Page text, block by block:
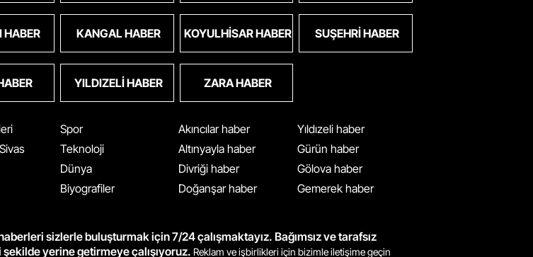
HABER KANGAL HABER KOYULHISAR HABER SUŞEHRI HABER
YILDIZELI HABER ZARA HABER
Spor
Teknoloji
Dünya
Biyografiler
Akıncılar haber
Altınyayla haber
Divriği haber
Doğanşar haber
Yıldızeli haber
Gürün haber
Gölova haber
Gemerek haber
sizlerle buluşturmak için 7/24 çalışmaktayız. Bağımsız ve tarafsız
yerine getirmeye çalışıyoruz. Reklam ve işbirlikleri için bizimle iletişime geçin